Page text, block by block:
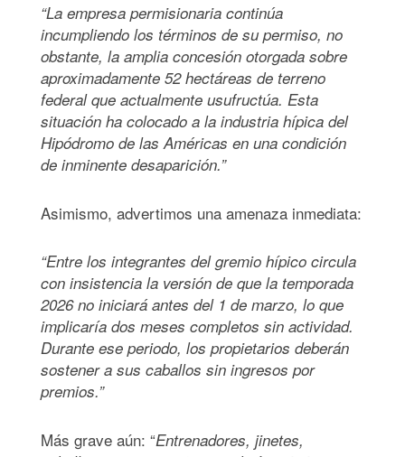
“La empresa permisionaria continúa
incumpliendo los términos de su permiso, no
obstante, la amplia concesión otorgada sobre
aproximadamente 52 hectáreas de terreno
federal que actualmente usufructúa. Esta
situación ha colocado a la industria hípica del
Hipódromo de las Américas en una condición
de inminente desaparición.”
Asimismo, advertimos una amenaza inmediata:
“Entre los integrantes del gremio hípico circula
con insistencia la versión de que la temporada
2026 no iniciará antes del 1 de marzo, lo que
implicaría dos meses completos sin actividad.
Durante ese periodo, los propietarios deberán
sostener a sus caballos sin ingresos por
premios.”
Más grave aún: “Entrenadores, jinetes,